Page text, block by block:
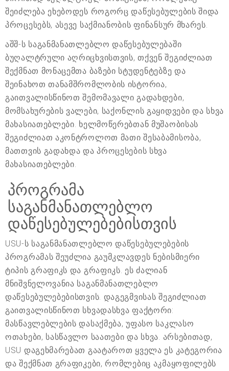
შეიძლება ეხებოდეს როგორც დაწესებულების შიდა
პროცესებს, ასევე საქმიანობის ფინანსურ მხარეს.
აშშ-ს საგანმანათლებლო დაწესებულებაში
ბუღალტრული აღრიცხვისთვის, თქვენ შეგიძლიათ
შექმნათ მონაცემთა ბაზები სტუდენტებზე და
შეინახოთ თანამშრომლობის ისტორია,
გაითვალისწინოთ შემომავალი გადახდები,
მომსახურების ვალები, საქონლის გაყიდვები და სხვა
მახასიათებლები. ხელმოწერებთან მუშაობისას
შეგიძლიათ აკონტროლოთ მათი შესაბამისობა,
მათთვის გადახდა და პროცესების სხვა
მახასიათებლები.
პროგრამა
საგანმანათლებლო
დაწესებულებებისთვის
USU-ს საგანმანათლებლო დაწესებულებების
პროგრამას შეუძლია გაუმკლავდეს ნებისმიერი
ტიპის გრაფიკს და გრაფიკს. ეს ძალიან
მნიშვნელოვანია საგანმანათლებლო
დაწესებულებებისთვის. დაგეგმვისას შეგიძლიათ
გაითვალისწინოთ სხვადასხვა ფაქტორი:
მასწავლებლების დასაქმება, უფასო საკლასო
ოთახები, სასწავლო საათები და სხვა. არსებითად,
USU დაგეხმარებათ გაატაროთ ყველა ეს კატეგორია
და შექმნათ გრაფიკები, რომლებიც აკმაყოფილებს